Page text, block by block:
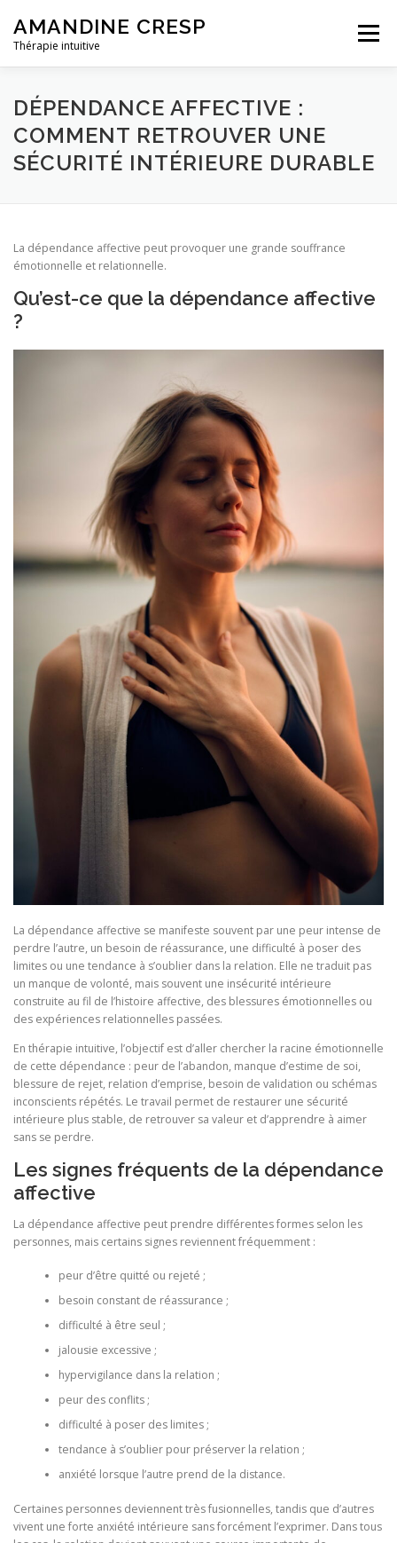
contenu
AMANDINE CRESP
Thérapie intuitive
Menu
LA THÉRAPIE INTUITIVE
DÉROULEMENT D’UNE SÉANCE TÉMOIGNAGES
DÉPENDANCE AFFECTIVE :
COMMENT RETROUVER UNE
SÉCURITÉ INTÉRIEURE DURABLE
La dépendance affective peut provoquer une grande souffrance
émotionnelle et relationnelle.
Qu’est-ce que la dépendance affective
?
La dépendance affective se manifeste souvent par une peur intense de
perdre l’autre, un besoin de réassurance, une difficulté à poser des
limites ou une tendance à s’oublier dans la relation. Elle ne traduit pas
un manque de volonté, mais souvent une insécurité intérieure
construite au fil de l’histoire affective, des blessures émotionnelles ou
des expériences relationnelles passées.
En thérapie intuitive, l’objectif est d’aller chercher la racine émotionnelle
de cette dépendance : peur de l’abandon, manque d’estime de soi,
blessure de rejet, relation d’emprise, besoin de validation ou schémas
inconscients répétés. Le travail permet de restaurer une sécurité
intérieure plus stable, de retrouver sa valeur et d’apprendre à aimer
sans se perdre.
Les signes fréquents de la dépendance
affective
La dépendance affective peut prendre différentes formes selon les
personnes, mais certains signes reviennent fréquemment :
peur d’être quitté ou rejeté ;
besoin constant de réassurance ;
difficulté à être seul ;
jalousie excessive ;
hypervigilance dans la relation ;
peur des conflits ;
difficulté à poser des limites ;
tendance à s’oublier pour préserver la relation ;
anxiété lorsque l’autre prend de la distance.
Certaines personnes deviennent très fusionnelles, tandis que d’autres
vivent une forte anxiété intérieure sans forcément l’exprimer. Dans tous